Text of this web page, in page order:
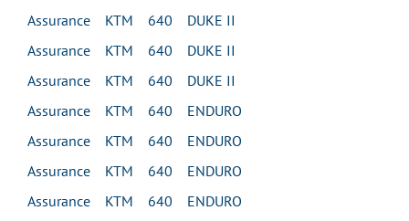
Assurance KTM 640 DUKE II
Assurance KTM 640 DUKE II
Assurance KTM 640 DUKE II
Assurance KTM 640 ENDURO
Assurance KTM 640 ENDURO
Assurance KTM 640 ENDURO
Assurance KTM 640 ENDURO